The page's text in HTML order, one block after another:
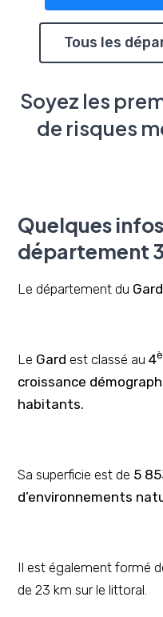
Tous les
Soyez les
de risques
Quelques
département
Le département du Gard
Le Gard est classé au 4
croissance
habitants.
Sa superficie est de 5
d’environnements
Il est également formé
de 23 km sur le littoral.